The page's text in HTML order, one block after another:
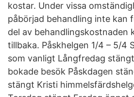
kostar. Under vissa
påbörjad behandling inte kan
del av behandlingskostnaden
tillbaka. Påskhelgen 1/4 – 5/4
som vanligt Långfredag
bokade besök Påskdagen
stängt Kristi